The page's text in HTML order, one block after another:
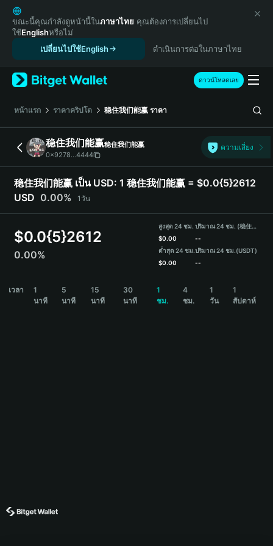
English
日本語
Tiếng Việt
Español (Latinoamérica)
Türkçe
Français
Deutsch
简体中文
繁體中文
Português (Portugal)
Bahasa Indonesia
ภาษาไทย
हिन्दी
Español
Português (Brasil)
ขณะนี้คุณกำลังดูหน้านี้ในภาษาไทย คุณต้องการเปลี่ยนไป
ใช้Englishหรือไม่
เปลี่ยนไปใช้English
ดำเนินการต่อในภาษาไทย
ดาวน์โหลดเลย
หน้าแรก ราคาคริปโต 稳住我们能赢 ราคา
稳住我们能赢稳住我们能赢
0x9278...4444
ความเสี่ยง
稳住我们能赢 เป็น USD: 1 稳住我们能赢 = $0.0{5}2612
USD 0.00% 1วัน
$0.0{5}2612
0.00%
สูงสุด 24 ชม.
$0.00
ต่ำสุด 24 ชม.
$0.00
ปริมาณ 24 ชม. (稳住我们能赢)
--
ปริมาณ 24 ชม.(USDT)
--
เวลา
1
นาที
5
นาที
15
นาที
30
นาที
1
ชม.
4
ชม.
1
วัน
1
สัปดาห์